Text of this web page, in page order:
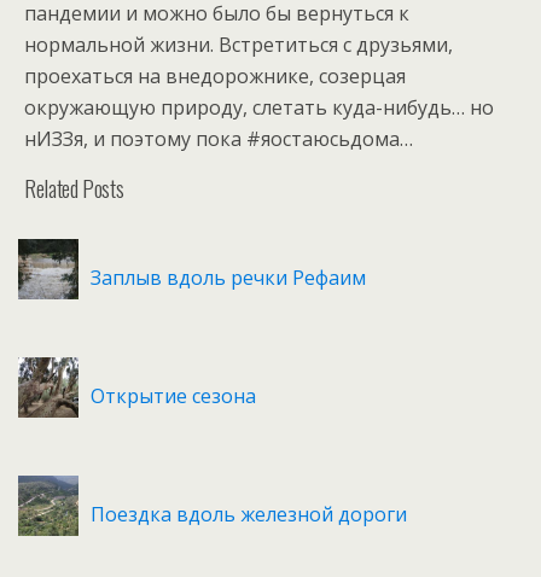
пандемии и можно было бы вернуться к
нормальной жизни. Встретиться с друзьями,
проехаться на внедорожнике, созерцая
окружающую природу, слетать куда-нибудь… но
нИЗЗя, и поэтому пока #яостаюсьдома…
Related Posts
Заплыв вдоль речки Рефаим
Открытие сезона
Поездка вдоль железной дороги